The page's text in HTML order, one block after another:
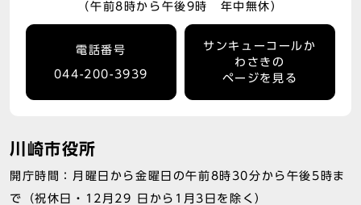
（午前8時から午後9時 年中無休）
電話番号
044-200-3939
サンキューコールか
わさきの
ページを見る
川崎市役所
開庁時間：月曜日から金曜日の午前8時30分から午後5時ま
で（祝休日・12月29 日から1月3日を除く）